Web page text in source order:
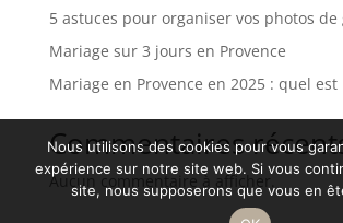
5 astuces pour organiser vos photos de
Mariage sur 3 jours en Provence
Mariage en Provence en 2025 : quel est
Commentaires
Aucun commentaire à afficher.
Nous utilisons des cookies pour vous
expérience sur notre site web. Si vous
site, nous supposerons que vous en